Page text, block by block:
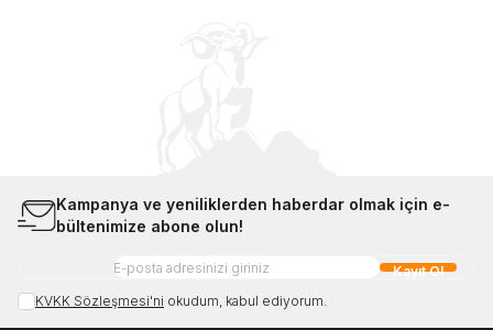
Kampanya ve yeniliklerden haberdar olmak için e-
bültenimize abone olun!
Kayıt Ol
KVKK Sözleşmesi'ni okudum, kabul ediyorum.